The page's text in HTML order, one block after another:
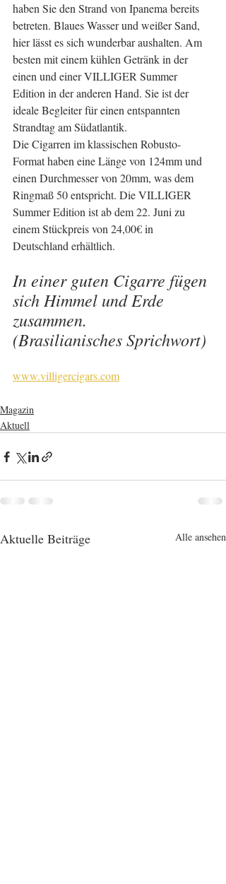
haben Sie den Strand von Ipanema bereits
betreten. Blaues Wasser und weißer Sand,
hier lässt es sich wunderbar aushalten. Am
besten mit einem kühlen Getränk in der
einen und einer VILLIGER Summer
Edition in der anderen Hand. Sie ist der
ideale Begleiter für einen entspannten
Strandtag am Südatlantik.
Die Cigarren im klassischen Robusto-
Format haben eine Länge von 124mm und
einen Durchmesser von 20mm, was dem
Ringmaß 50 entspricht. Die VILLIGER
Summer Edition ist ab dem 22. Juni zu
einem Stückpreis von 24,00€ in
Deutschland erhältlich.
In einer guten Cigarre fügen
sich Himmel und Erde
zusammen.
(Brasilianisches Sprichwort)
www.villigercigars.com
Magazin
Aktuell
Aktuelle Beiträge Alle ansehen